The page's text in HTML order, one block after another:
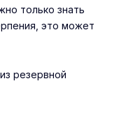
только знать
это может